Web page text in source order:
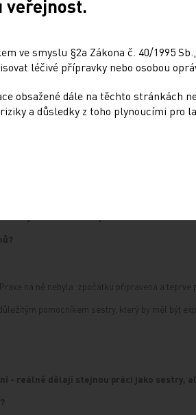
finančního ohodnocení
kompetencí stojí?
všechny sestry, ale část z
zkušenosti a mají o zvýšení
ze zdravotnických zařízení na
na ně nebyla zpočátku připravená a teprve
pomocníkem sestry, který by měl být
- reálně dělají stejnou práci jako sestry,
veřejnost.
ve smyslu §2a Zákona č. 40/1995
léčivé přípravky nebo osobou
obsažené dále na těchto stránkách
a důsledky z toho plynoucími pro